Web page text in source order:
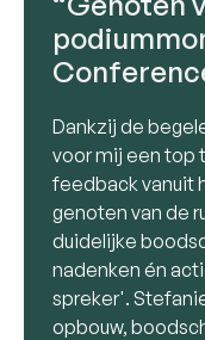
Dankzij de
voor mij een top
feedback vanuit
genoten van de
duidelijke
nadenken én
spreker'.
opbouw,